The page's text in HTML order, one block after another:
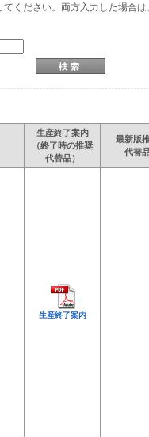
ください。両方入力した場合は
生産終了案内
（終了時の推奨
代替品）
最新版
代替
生産終了案内